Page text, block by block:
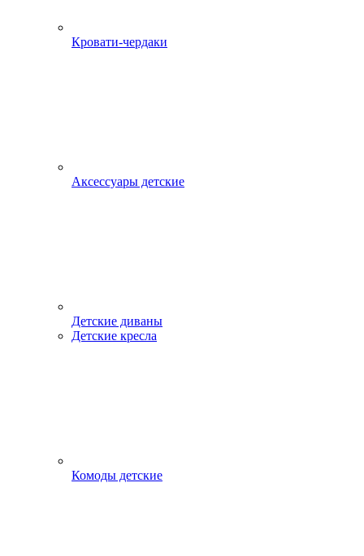
Кровати-чердаки
Аксессуары детские
Детские диваны
Детские кресла
Комоды детские